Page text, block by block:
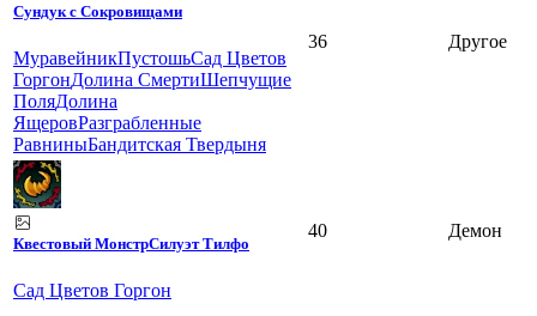
Сундук с Сокровищами
МуравейникПустошьСад Цветов
ГоргонДолина СмертиШепчущие
ПоляДолина
ЯщеровРазграбленные
РавниныБандитская Твердыня
36 Другое
Квестовый МонстрСилуэт Тилфо
Сад Цветов Горгон
40 Демон